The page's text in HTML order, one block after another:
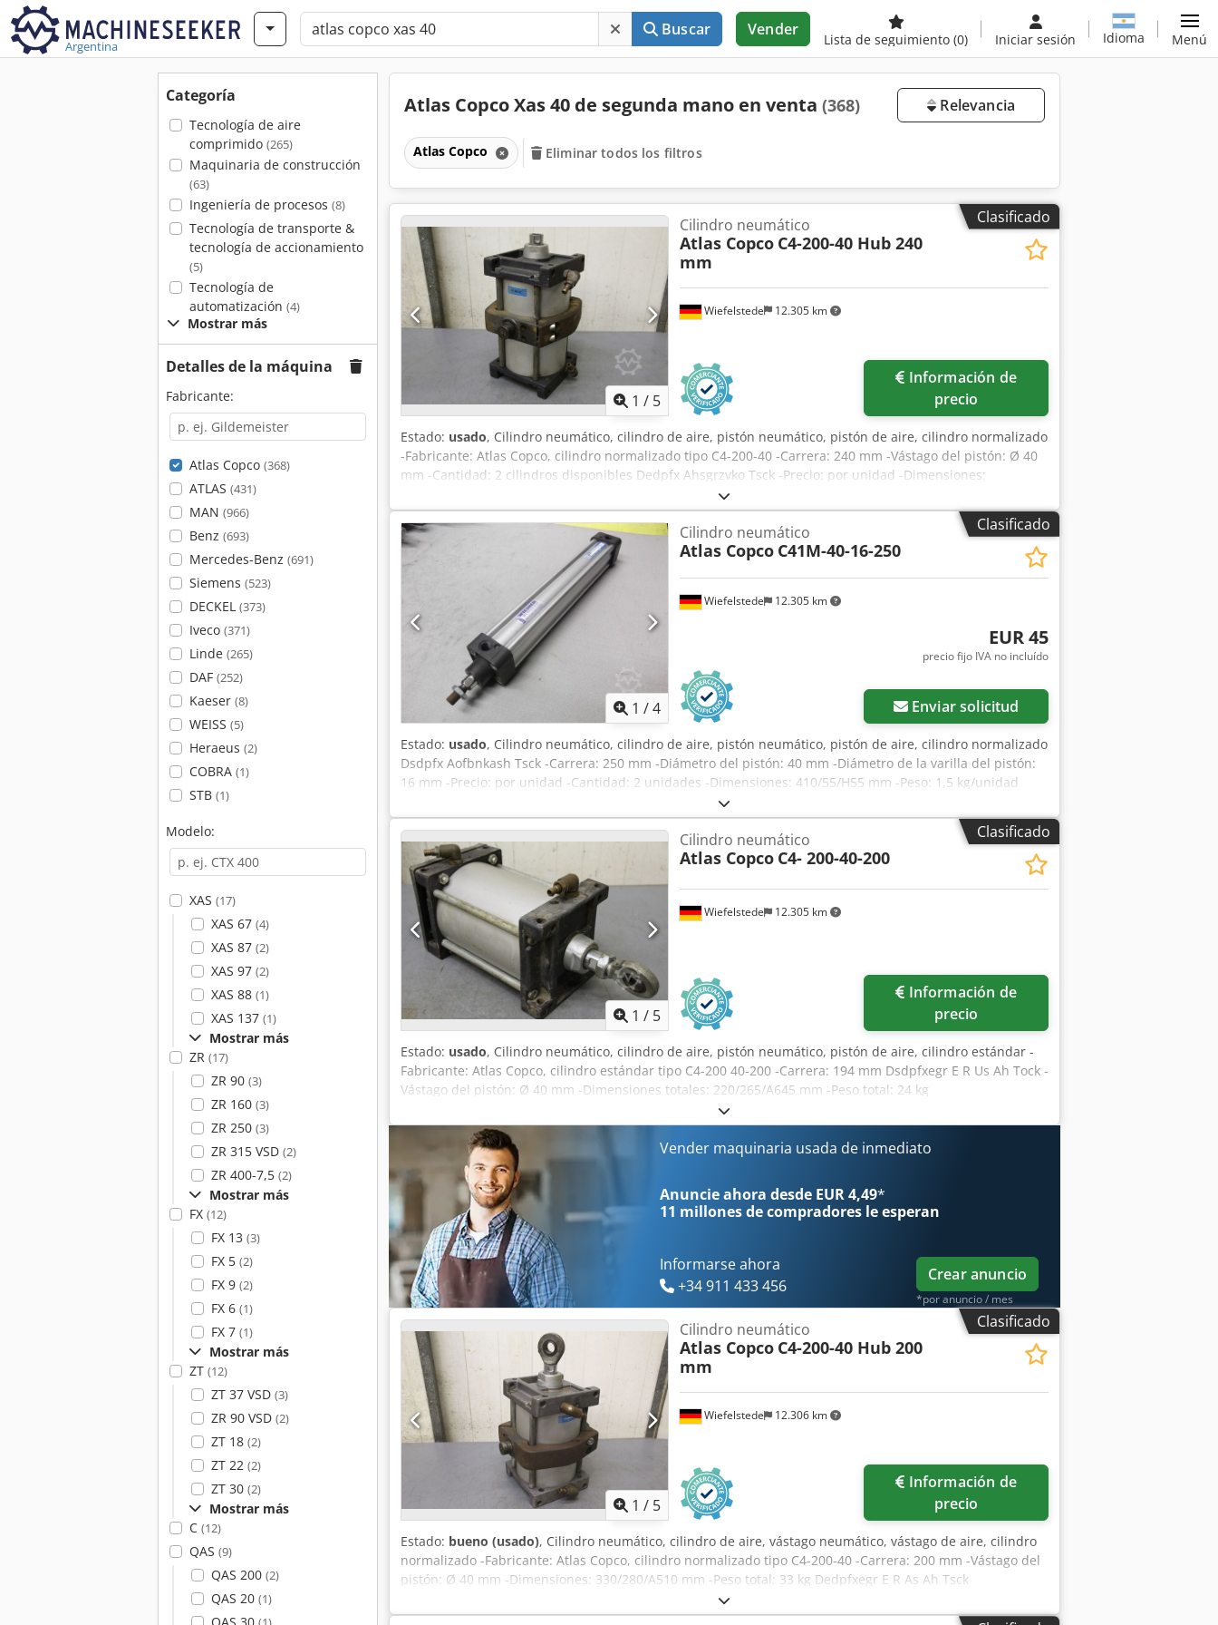
Argentina
Buscar Vender
Lista de seguimiento (0) Iniciar sesión Idioma Menú
Categoría
Tecnología de aire
comprimido (265)
Maquinaria de construcción
(63)
Ingeniería de procesos (8)
Tecnología de transporte &
tecnología de accionamiento
(5)
Tecnología de
automatización (4)
Mostrar más
Detalles de la máquina
Fabricante:
Atlas Copco (368)
ATLAS (431)
MAN (966)
Benz (693)
Mercedes-Benz (691)
Siemens (523)
DECKEL (373)
Iveco (371)
Linde (265)
DAF (252)
Kaeser (8)
WEISS (5)
Heraeus (2)
COBRA (1)
STB (1)
Modelo:
XAS (17)
XAS 67 (4)
XAS 87 (2)
XAS 97 (2)
XAS 88 (1)
XAS 137 (1)
Mostrar más
ZR (17)
ZR 90 (3)
ZR 160 (3)
ZR 250 (3)
ZR 315 VSD (2)
ZR 400-7,5 (2)
Mostrar más
FX (12)
FX 13 (3)
FX 5 (2)
FX 9 (2)
FX 6 (1)
FX 7 (1)
Mostrar más
ZT (12)
ZT 37 VSD (3)
ZR 90 VSD (2)
ZT 18 (2)
ZT 22 (2)
ZT 30 (2)
Mostrar más
C (12)
QAS (9)
QAS 200 (2)
QAS 20 (1)
Atlas Copco Xas 40 de segunda mano en venta (368) Relevancia
Atlas Copco Eliminar todos los filtros
Clasificado
1 / 5
Wiefelstede 12.305 km
Cilindro neumático
Atlas Copco C4-200-40 Hub 240
mm
precio
Estado: usado, Cilindro neumático, cilindro de aire, pistón neumático, pistón de aire, cilindro normalizado
-Fabricante: Atlas Copco, cilindro normalizado tipo C4-200-40 -Carrera: 240 mm -Vástago del pistón: Ø 40
mm -Cantidad: 2 cilindros disponibles Dedpfx Ahsgrzvko Tsck -Precio: por unidad -Dimensiones:
Clasificado
1 /4
Wiefelstede 12.305 km
Cilindro neumático
Atlas Copco C41M-40-16-250
EUR 45
precio fijo IVA no incluído
Enviar solicitud
Estado: usado, Cilindro neumático, cilindro de aire, pistón neumático, pistón de aire, cilindro normalizado
Dsdpfx Aofbnkash Tsck -Carrera: 250 mm -Diámetro del pistón: 40 mm -Diámetro de la varilla del pistón:
16 mm -Precio: por unidad -Cantidad: 2 unidades -Dimensiones: 410/55/H55 mm -Peso: 1,5 kg/unidad
Clasificado
1 / 5
Wiefelstede 12.305 km
Cilindro neumático
Atlas Copco C4- 200-40-200
precio
Estado: usado, Cilindro neumático, cilindro de aire, pistón neumático, pistón de aire, cilindro estándar -
Fabricante: Atlas Copco, cilindro estándar tipo C4-200 40-200 -Carrera: 194 mm Dsdpfxegr E R Us Ah Tock -
Vástago del pistón: Ø 40 mm -Dimensiones totales: 220/265/A645 mm -Peso total: 24 kg
Vender maquinaria usada de inmediato
Anuncie ahora desde EUR 4,49*
11 millones de compradores le esperan
Informarse ahora
+34 911 433 456
Crear anuncio
*por anuncio / mes
Clasificado
1 / 5
Wiefelstede 12.306 km
Cilindro neumático
Atlas Copco C4-200-40 Hub 200
mm
precio
Estado: bueno (usado), Cilindro neumático, cilindro de aire, vástago neumático, vástago de aire, cilindro
normalizado -Fabricante: Atlas Copco, cilindro normalizado tipo C4-200-40 -Carrera: 200 mm -Vástago del
pistón: Ø 40 mm -Dimensiones: 330/280/A510 mm -Peso total: 33 kg Dedpfxegr E R As Ah Tsck